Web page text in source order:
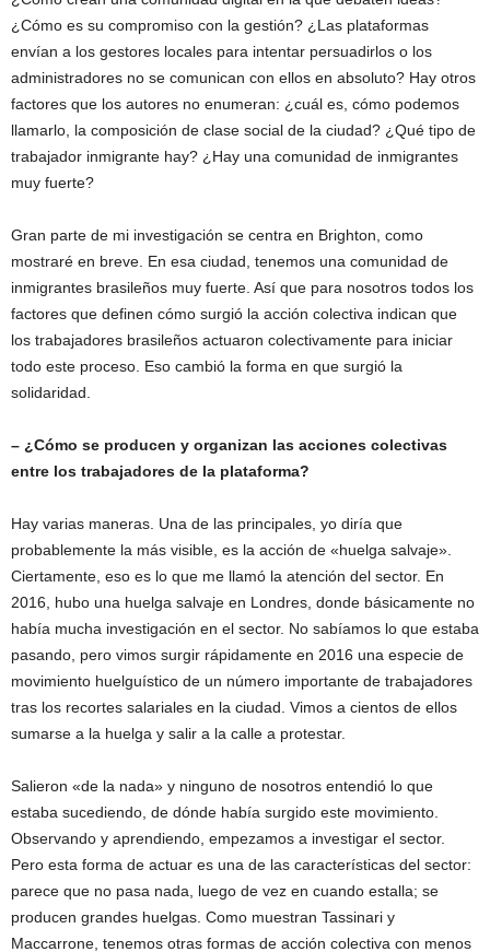
¿Cómo es su compromiso con la gestión? ¿Las plataformas
envían a los gestores locales para intentar persuadirlos o los
administradores no se comunican con ellos en absoluto? Hay otros
factores que los autores no enumeran: ¿cuál es, cómo podemos
llamarlo, la composición de clase social de la ciudad? ¿Qué tipo de
trabajador inmigrante hay? ¿Hay una comunidad de inmigrantes
muy fuerte?
Gran parte de mi investigación se centra en Brighton, como
mostraré en breve. En esa ciudad, tenemos una comunidad de
inmigrantes brasileños muy fuerte. Así que para nosotros todos los
factores que definen cómo surgió la acción colectiva indican que
los trabajadores brasileños actuaron colectivamente para iniciar
todo este proceso. Eso cambió la forma en que surgió la
solidaridad.
– ¿Cómo se producen y organizan las acciones colectivas
entre los trabajadores de la plataforma?
Hay varias maneras. Una de las principales, yo diría que
probablemente la más visible, es la acción de «huelga salvaje».
Ciertamente, eso es lo que me llamó la atención del sector. En
2016, hubo una huelga salvaje en Londres, donde básicamente no
había mucha investigación en el sector. No sabíamos lo que estaba
pasando, pero vimos surgir rápidamente en 2016 una especie de
movimiento huelguístico de un número importante de trabajadores
tras los recortes salariales en la ciudad. Vimos a cientos de ellos
sumarse a la huelga y salir a la calle a protestar.
Salieron «de la nada» y ninguno de nosotros entendió lo que
estaba sucediendo, de dónde había surgido este movimiento.
Observando y aprendiendo, empezamos a investigar el sector.
Pero esta forma de actuar es una de las características del sector:
parece que no pasa nada, luego de vez en cuando estalla; se
producen grandes huelgas. Como muestran Tassinari y
Maccarrone, tenemos otras formas de acción colectiva con menos